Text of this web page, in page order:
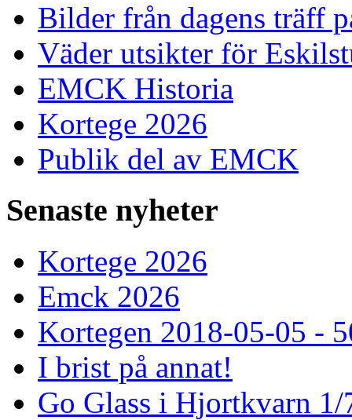
Bilder från dagens träff
Väder utsikter för
EMCK Historia
Kortege 2026
Publik del av EMCK
Senaste nyheter
Kortege 2026
Emck 2026
Kortegen 2018-05-05 -
I brist på annat!
Go Glass i Hjortkvarn 1/